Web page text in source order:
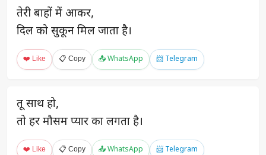
तेरी बाहों में आकर,
दिल को सुकून मिल जाता है।
❤️ Like 📋 Copy 📤 WhatsApp 📨 Telegram
तू साथ हो,
तो हर मौसम प्यार का लगता है।
❤️ Like 📋 Copy 📤 WhatsApp 📨 Telegram